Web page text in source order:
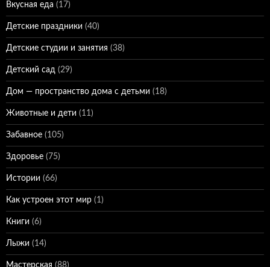
Вкусная еда (17)
Детские праздники (40)
Детские студии и занятия (38)
Детский сад (29)
Дом — пространство дома с детьми (18)
Животные и дети (11)
Забавное (105)
Здоровье (75)
Истории (66)
Как устроен этот мир (1)
Книги (6)
Лыжи (14)
Мастерская (88)